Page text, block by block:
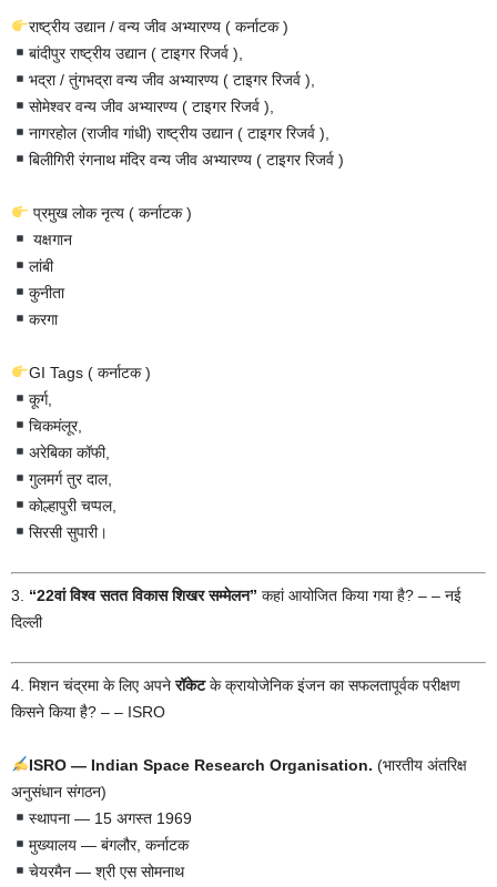
राष्ट्रीय उद्यान / वन्य जीव अभ्यारण्य ( कर्नाटक )
बांदीपुर राष्ट्रीय उद्यान ( टाइगर रिजर्व ),
भद्रा / तुंगभद्रा वन्य जीव अभ्यारण्य ( टाइगर रिजर्व ),
सोमेश्वर वन्य जीव अभ्यारण्य ( टाइगर रिजर्व ),
नागरहोल (राजीव गांधी) राष्ट्रीय उद्यान ( टाइगर रिजर्व ),
बिलीगिरी रंगनाथ मंदिर वन्य जीव अभ्यारण्य ( टाइगर रिजर्व )
प्रमुख लोक नृत्य ( कर्नाटक )
यक्षगान
लांबी
कुनीता
करगा
GI Tags ( कर्नाटक )
कूर्ग,
चिकमंलूर,
अरेबिका कॉफी,
गुलमर्ग तुर दाल,
कोल्हापुरी चप्पल,
सिरसी सुपारी।
3. “22वां विश्व सतत विकास शिखर सम्मेलन” कहां आयोजित किया गया है? – – नई
दिल्ली
4. मिशन चंद्रमा के लिए अपनेरॉकेटके क्रायोजेनिक इंजन का सफलतापूर्वक परीक्षण
किसने किया है? – – ISRO
ISRO — Indian Space Research Organisation. (भारतीय अंतरिक्ष
अनुसंधान संगठन)
स्थापना — 15 अगस्त 1969
मुख्यालय — बंगलौर, कर्नाटक
चेयरमैन — श्री एस सोमनाथ